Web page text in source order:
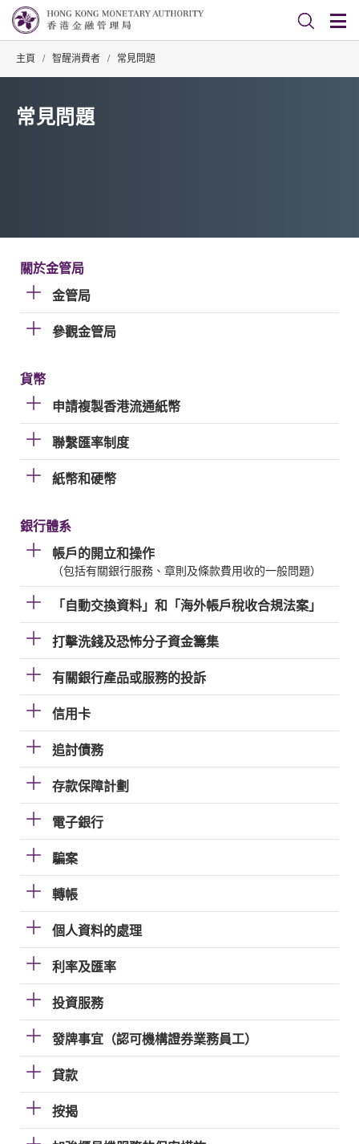
主頁 / 智醒消費者 / 常見問題
常見問題
關於金管局
金管局
參觀金管局
貨幣
申請複製香港流通紙幣
聯繫匯率制度
紙幣和硬幣
銀行體系
帳戶的開立和操作
（包括有關銀行服務、章則及條款費用收的一般問題）
「自動交換資料」和「海外帳戶稅收合規法案」
打擊洗錢及恐怖分子資金籌集
有關銀行產品或服務的投訴
信用卡
追討債務
存款保障計劃
電子銀行
騙案
轉帳
個人資料的處理
利率及匯率
投資服務
發牌事宜（認可機構證券業務員工）
貸款
按揭